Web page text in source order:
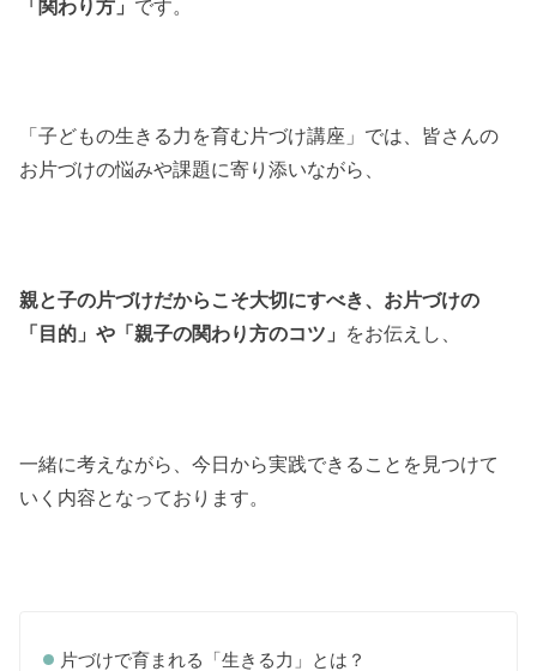
「関わり方」 です。
「子どもの生きる力を育む片づけ講座」では、皆さんの
お片づけの悩みや課題に寄り添いながら、
親と子の片づけだからこそ大切にすべき、お片づけの
「目的」や「親子の関わり方のコツ」 をお伝えし、
一緒に考えながら、今日から実践できることを見つけて
いく内容となっております。
片づけで育まれる「生きる力」とは？